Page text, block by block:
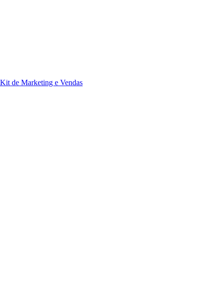
Kit de Marketing e Vendas